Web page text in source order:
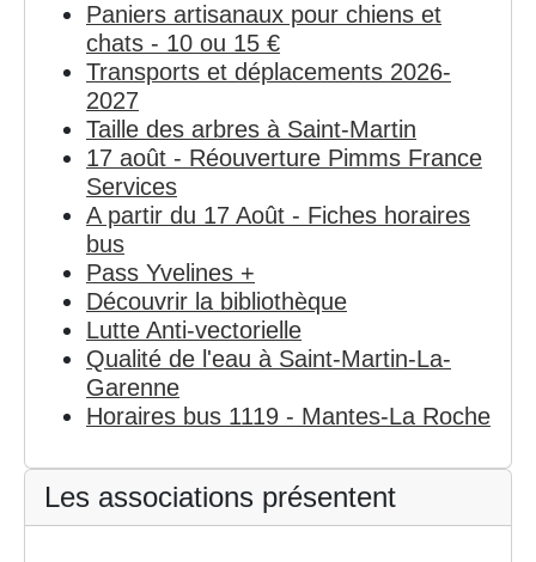
Paniers artisanaux pour chiens et
chats - 10 ou 15 €
Transports et déplacements 2026-
2027
Taille des arbres à Saint-Martin
17 août - Réouverture Pimms France
Services
A partir du 17 Août - Fiches horaires
bus
Pass Yvelines +
Découvrir la bibliothèque
Lutte Anti-vectorielle
Qualité de l'eau à Saint-Martin-La-
Garenne
Horaires bus 1119 - Mantes-La Roche
Les associations présentent